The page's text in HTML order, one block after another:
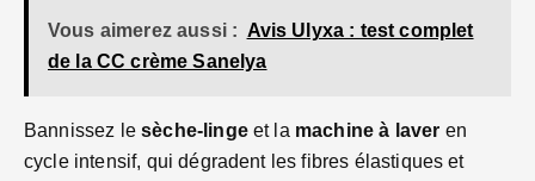
Vous aimerez aussi : Avis Ulyxa : test complet
de la CC crème Sanelya
Bannissez lesèche-lingeet la machine à laver en
cycle intensif, qui dégradent les fibres élastiques et